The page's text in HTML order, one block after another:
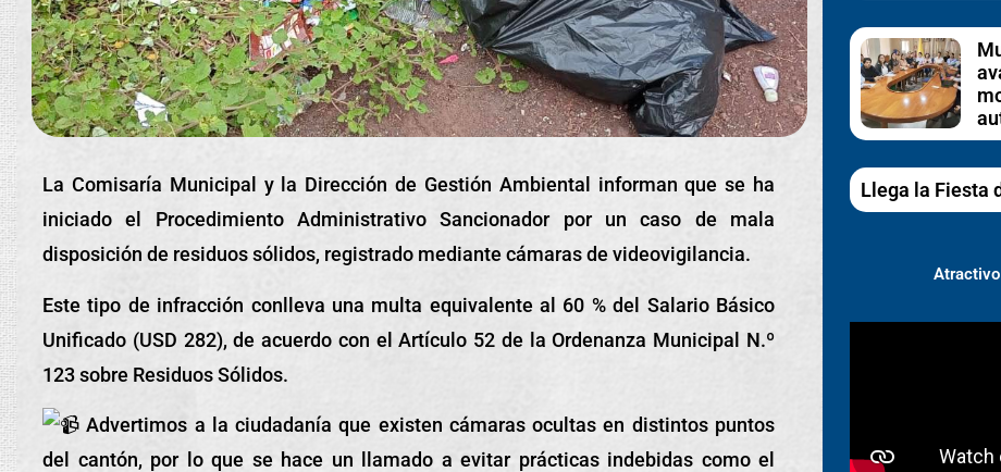
La Comisaría Municipal y la Dirección de Gestión Ambiental informan que se ha
iniciado el Procedimiento Administrativo Sancionador por un caso de mala
disposición de residuos sólidos, registrado mediante cámaras de videovigilancia.
Este tipo de infracción conlleva una multa equivalente al 60 % del Salario Básico
Unificado (USD 282), de acuerdo con el Artículo 52 de la Ordenanza Municipal N.º
123 sobre Residuos Sólidos.
Advertimos a la ciudadanía que existen cámaras ocultas en distintos puntos
del cantón, por lo que se hace un llamado a evitar prácticas indebidas como el
Llega la Fiesta